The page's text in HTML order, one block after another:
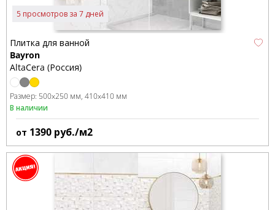
5 просмотров за 7 дней
Плитка для ванной
Bayron
AltaCera (Россия)
Размер: 500x250 мм 410x410 мм
В наличии
от 1390 руб./м2